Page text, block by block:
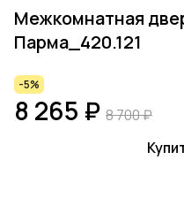
Межкомнатная
Парма_420.121
-5%
8 265 ₽ 8 700 ₽